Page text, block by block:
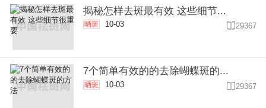
揭秘怎样去斑最有效 这些细节...
晒斑 10-03  29367
7个简单有效的的去除蝴蝶斑的...
晒斑 10-03 29367